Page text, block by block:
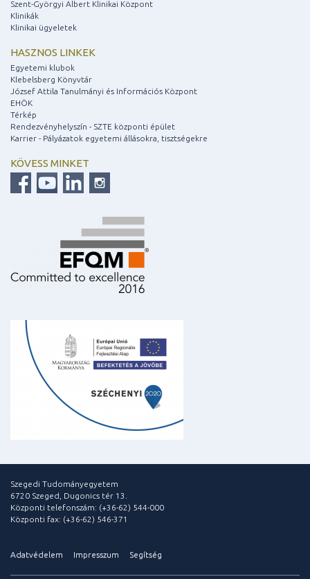
Szent-Györgyi Albert Klinikai Központ
Klinikák
Klinikai ügyeletek
HASZNOS LINKEK
Egyetemi klubok
Klebelsberg Könyvtár
József Attila Tanulmányi és Információs Központ
EHÖK
Térkép
Rendezvényhelyszín - SZTE központi épület
Karrier - Pályázatok egyetemi állásokra, tisztségekre
KÖVESS MINKET
Szegedi Tudományegyetem
6720 Szeged, Dugonics tér 13.
Központi telefonszám: (+36-62) 544-000
Központi fax: (+36-62) 546-371
Adatvédelem Impresszum Segítség